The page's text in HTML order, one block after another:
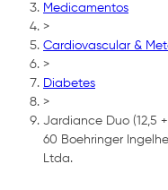
Medicamentos
>
Cardiovascular &
>
Diabetes
>
Jardiance Duo (12,5
60 Boehringer
Ltda.